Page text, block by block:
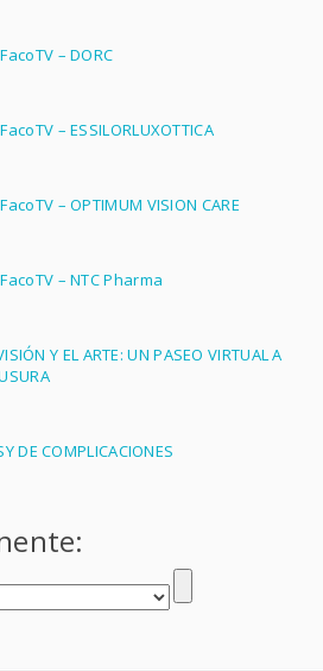
– DORC
– ESSILORLUXOTTICA
– OPTIMUM VISION CARE
– NTC Pharma
Y EL ARTE: UN PASEO VIRTUAL A
DE COMPLICACIONES